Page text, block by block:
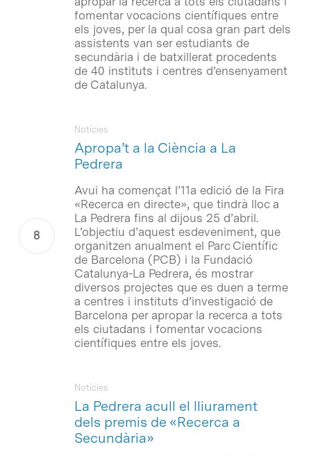
fomentar vocacions científiques entre
els joves, per la qual cosa gran part dels
assistents van ser estudiants de
secundària i de batxillerat procedents
de 40 instituts i centres d’ensenyament
de Catalunya.
Apropa’t a la Ciència a La
Pedrera
Notícies
Avui ha començat l’11a edició de la Fira
«Recerca en directe», que tindrà lloc a
La Pedrera fins al dijous 25 d’abril.
L’objectiu d’aquest esdeveniment, que
organitzen anualment el Parc Científic
de Barcelona (PCB) i la Fundació
Catalunya-La Pedrera, és mostrar
diversos projectes que es duen a terme
a centres i instituts d’investigació de
Barcelona per apropar la recerca a tots
els ciutadans i fomentar vocacions
científiques entre els joves.
La Pedrera acull el lliurament
dels premis de «Recerca a
Secundària»
Notícies